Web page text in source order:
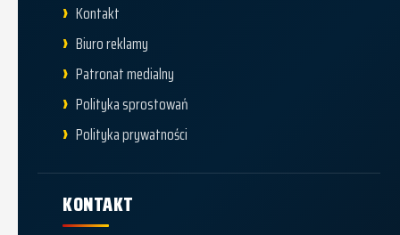
Kontakt
Biuro reklamy
Patronat medialny
Polityka sprostowań
Polityka prywatności
KONTAKT